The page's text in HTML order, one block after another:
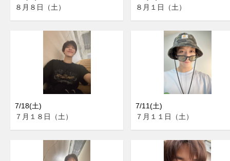
８月８日（土）
８月１日（土）
7/18(土)
７月１８日（土）
7/11(土)
７月１１日（土）